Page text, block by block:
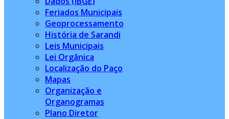
Feriados Municipais
Geoprocessamento
História de Sarandi
Leis Municipais
Lei Orgânica
Localização do Paço
Mapas
Organização e
Organogramas
Plano Diretor